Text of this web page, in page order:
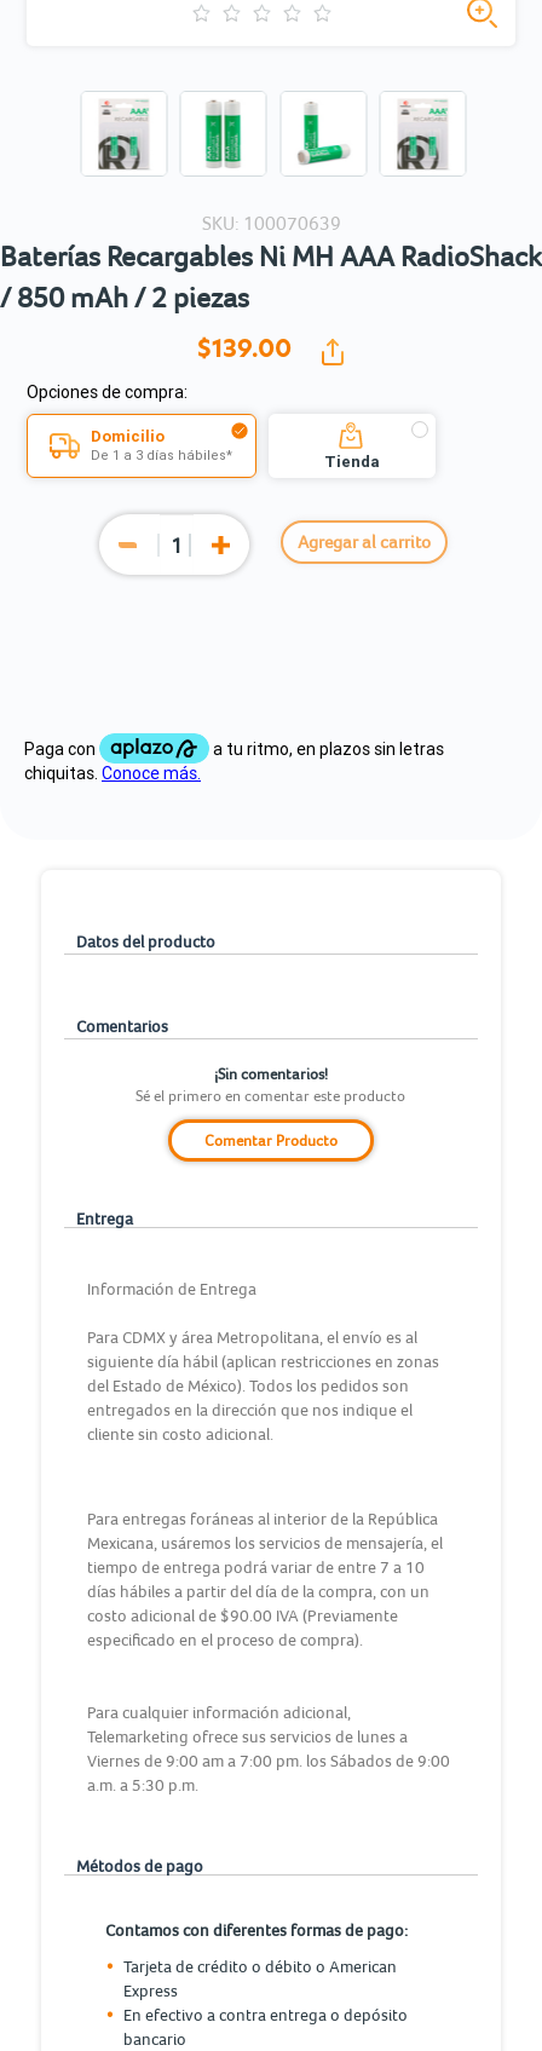
SKU: 100070639
Baterías Recargables Ni MH AAA RadioShack
/ 850 mAh / 2 piezas
$139.00
Opciones de compra:
Domicilio
De 1 a 3 días hábiles* Tienda
Agregar al carrito
Datos del producto
Comentarios
¡Sin comentarios!
Sé el primero en comentar este producto
Comentar Producto
Entrega
Información de Entrega
Para CDMX y área Metropolitana, el envío es al
siguiente día hábil (aplican restricciones en zonas
del Estado de México). Todos los pedidos son
entregados en la dirección que nos indique el
cliente sin costo adicional.
Para entregas foráneas al interior de la República
Mexicana, usáremos los servicios de mensajería, el
tiempo de entrega podrá variar de entre 7 a 10
días hábiles a partir del día de la compra, con un
costo adicional de $90.00 IVA (Previamente
especificado en el proceso de compra).
Para cualquier información adicional,
Telemarketing ofrece sus servicios de lunes a
Viernes de 9:00 am a 7:00 pm. los Sábados de 9:00
a.m. a 5:30 p.m.
Métodos de pago
Contamos con diferentes formas de pago:
Tarjeta de crédito o débito o American
Express
En efectivo a contra entrega o depósito
bancario